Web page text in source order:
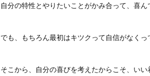
自分の特性とやりたいことがかみ合って、喜
でも、もちろん最初はキツクって自信がなく
そこから、自分の喜びを考えたからこそ、いい